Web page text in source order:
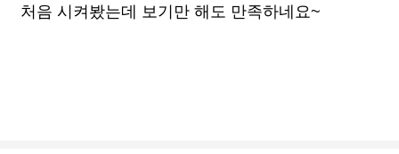
처음 시켜봤는데 보기만 해도 만족하네요~